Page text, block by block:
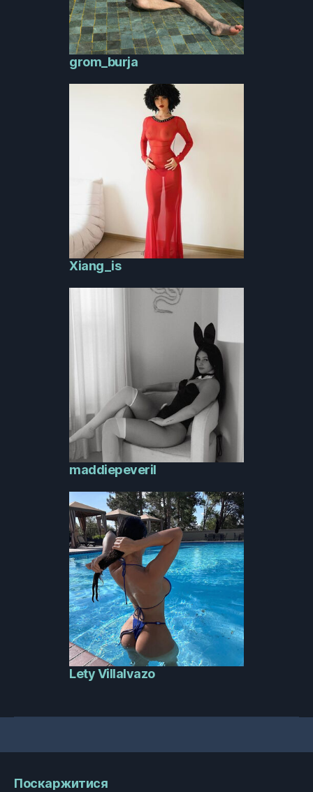
grom_burja
Xiang_is
maddiepeveril
Lety Villalvazo
Поскаржитися